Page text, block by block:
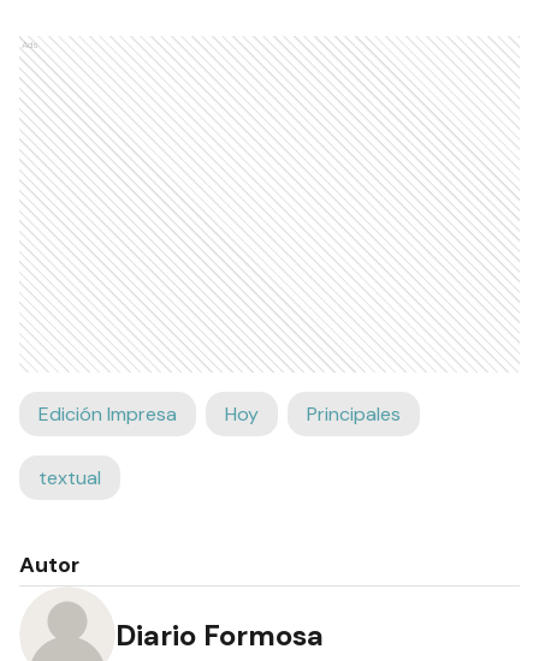
Ads
Edición Impresa Hoy Principales
textual
Autor
Diario Formosa